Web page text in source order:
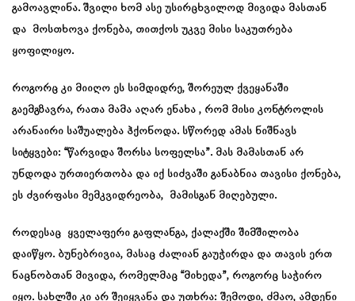
გამოავლინა. შვილი ხომ ასე უსირცხვილოდ მივიდა მასთან
და მოსთხოვა ქონება, თითქოს უკვე მისი საკუთრება
ყოფილიყო.
როგორც კი მიიღო ეს სიმდიდრე, შორეულ ქვეყანაში
გაემგზავრა, რათა მამა აღარ ენახა , რომ მისი კონტროლის
არანაირი საშუალება ჰქონოდა. სწორედ ამას ნიშნავს
სიტყვები: “წარვიდა შორსა სოფელსა”. მას მამასთან არ
უნდოდა ურთიერთობა და იქ სიძვაში განაბნია თავისი ქონება,
ეს ძვირფასი მემკვიდრეობა, მამისგან მიღებული.
როდესაც ყველაფერი გაფლანგა, ქალაქში შიმშილობა
დაიწყო. ბუნებრივია, მასაც ძალიან გაუჭირდა და თავის ერთ
ნაცნობთან მივიდა, რომელმაც “მიხედა”, როგორც საჭირო
იყო. სახლში კი არ შეიყვანა და უთხრა: შემოდი, ძმაო, ამდენი